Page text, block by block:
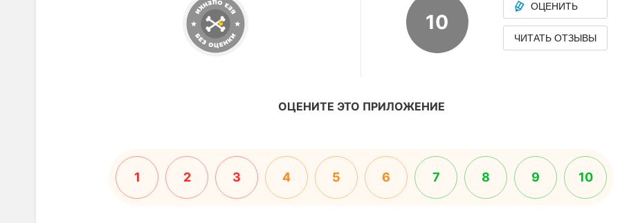
10
ОЦЕНИТЬ
ЧИТАТЬ ОТЗЫВЫ
ОЦЕНИТЕ ЭТО ПРИЛОЖЕНИЕ
1 2 3 4 5 6 7 8 9 10